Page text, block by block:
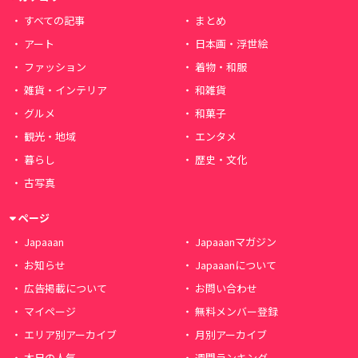
すべての記事
まとめ
アート
日本画・浮世絵
ファッション
着物・和服
雑貨・インテリア
和雑貨
グルメ
和菓子
観光・地域
エンタメ
暮らし
歴史・文化
古写真
ページ
Japaaan
Japaaanマガジン
お知らせ
Japaaanについて
広告掲載について
お問い合わせ
マイページ
無料メンバー登録
エリア別アーカイブ
月別アーカイブ